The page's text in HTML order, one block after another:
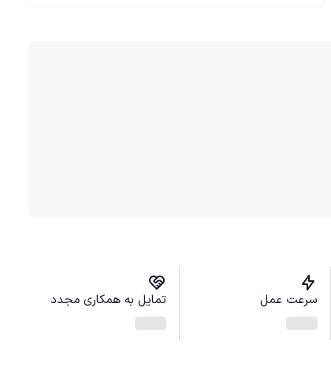
سرعت عمل تمایل به همکاری مجدد